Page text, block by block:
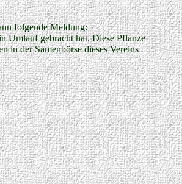
folgende Meldung:
Umlauf gebracht hat. Diese Pflanze
in der Samenbörse dieses Vereins